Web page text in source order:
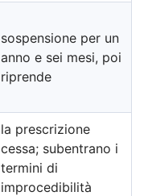
sospensione per un
anno e sei mesi, poi
riprende
la prescrizione
cessa; subentrano i
termini di
improcedibilità